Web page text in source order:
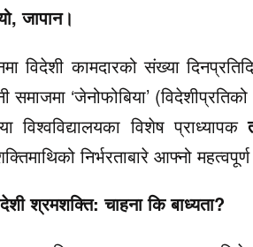
जापान।
विदेशी कामदारको संख्या
समाजमा ‘जेनोफोबिया’
विश्वविद्यालयका विशेष प्राध्यापक
निर्भरताबारे आफ्नो
श्रमशक्ति: चाहना कि बाध्यता?